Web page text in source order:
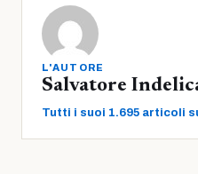
L'AUTORE
Salvatore
Tutti i suoi 1.695 articoli